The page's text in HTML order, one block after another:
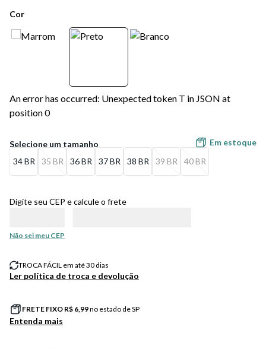
Cor
An error has occurred: Unexpected token T in JSON at
position 0
34 BR 35 BR 36 BR 37 BR 38 BR 39 BR 40 BR
Em estoque
Digite seu CEP e calcule o frete
Não sei meu CEP
TROCA FÁCIL em até 30 dias
Ler política de troca e devolução
FRETE FIXO R$ 6,99no estado de SP
Entenda mais
8º chuteira
9º salto